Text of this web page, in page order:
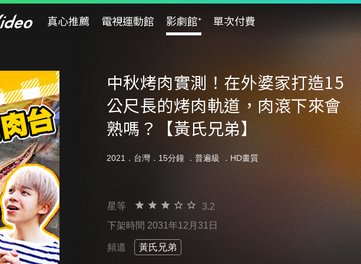
真心推薦 電視運動館 影劇館⁺ 單次付費
中秋烤肉實測！在外婆家打造15
公尺長的烤肉軌道，肉滾下來會
熟嗎？【黃氏兄弟】
2021．台灣．15分鐘 ． 普遍級 ．HD畫質
星等
3.2
下架時間 2031年12月31日
頻道 黃氏兄弟